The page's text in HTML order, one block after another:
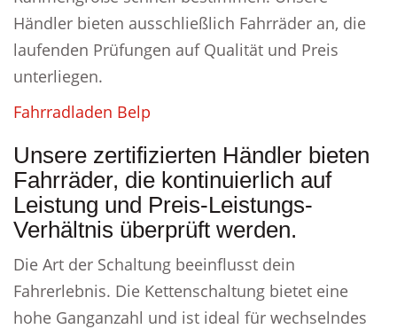
Händler bieten ausschließlich Fahrräder an, die
laufenden Prüfungen auf Qualität und Preis
unterliegen.
Fahrradladen Belp
Unsere zertifizierten Händler bieten
Fahrräder, die kontinuierlich auf
Leistung und Preis-Leistungs-
Verhältnis überprüft werden.
Die Art der Schaltung beeinflusst dein
Fahrerlebnis. Die Kettenschaltung bietet eine
hohe Ganganzahl und ist ideal für wechselndes